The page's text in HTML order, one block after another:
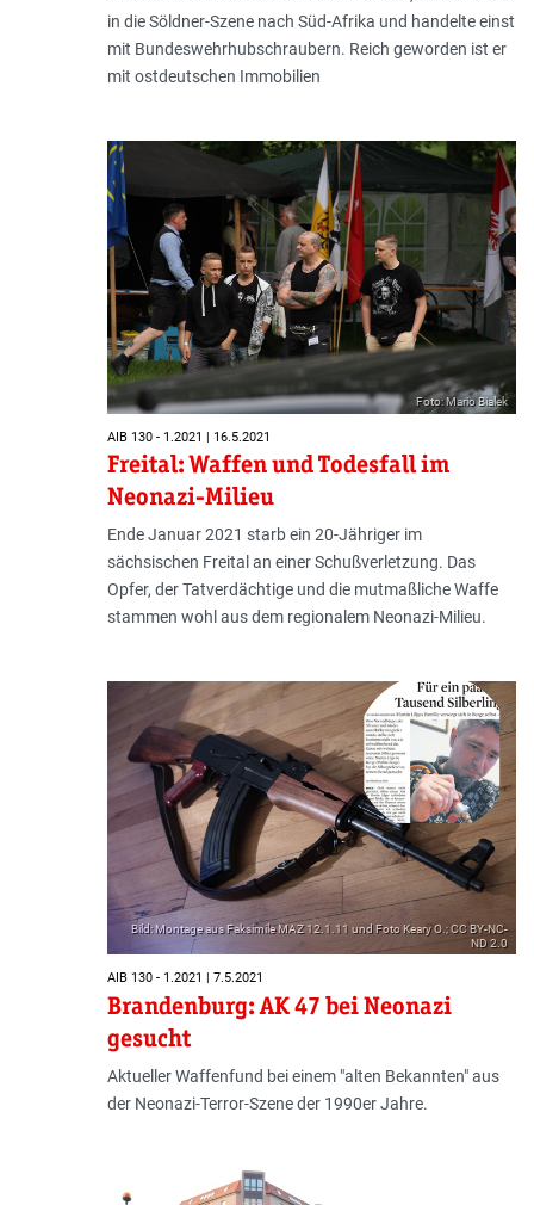
in die Söldner-Szene nach Süd-Afrika und handelte einst
mit Bundeswehrhubschraubern. Reich geworden ist er
mit ostdeutschen Immobilien
Foto: Mario Bialek
AIB 130 - 1.2021 | 16.5.2021
Freital: Waffen und Todesfall im
Neonazi-Milieu
Ende Januar 2021 starb ein 20-Jähriger im
sächsischen Freital an einer Schußverletzung. Das
Opfer, der Tatverdächtige und die mutmaßliche Waffe
stammen wohl aus dem regionalem Neonazi-Milieu.
Bild: Montage aus Faksimile MAZ 12.1.11 und Foto Keary O.; CC BY-NC-
ND 2.0
AIB 130 - 1.2021 | 7.5.2021
Brandenburg: AK 47 bei Neonazi
gesucht
Aktueller Waffenfund bei einem "alten Bekannten" aus
der Neonazi-Terror-Szene der 1990er Jahre.